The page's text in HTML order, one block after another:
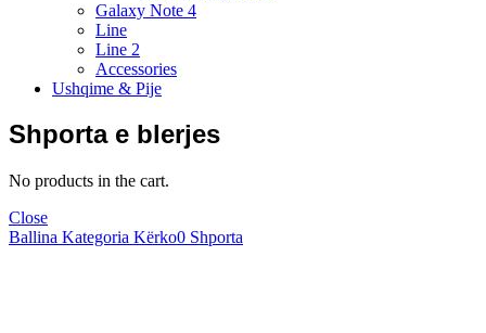
Galaxy Note 4
Line
Line 2
Accessories
Ushqime & Pije
Shporta e blerjes
No products in the cart.
Close
Ballina Kategoria Kërko0 Shporta